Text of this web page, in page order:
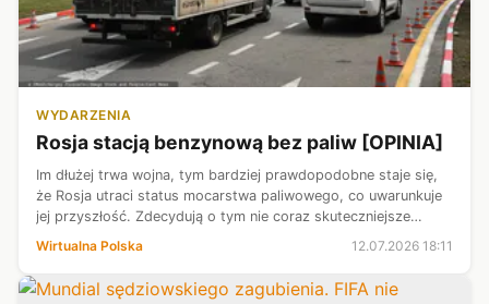
WYDARZENIA
Rosja stacją benzynową bez paliw [OPINIA]
Im dłużej trwa wojna, tym bardziej prawdopodobne staje się,
że Rosja utraci status mocarstwa paliwowego, co uwarunkuje
jej przyszłość. Zdecydują o tym nie coraz skuteczniejsze
ukraińskie ataki na rafinerie, lecz szybkie wyczerpywanie się
Wirtualna Polska 12.07.2026 18:11